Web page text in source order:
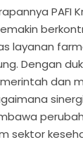
PAFI
layanan
Dengan
dan
sektor